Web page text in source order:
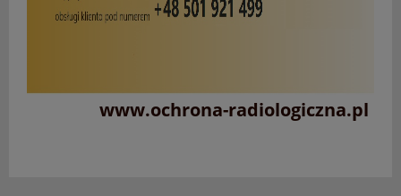
www.ochrona-radiologiczna.pl